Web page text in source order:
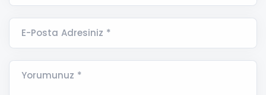
E-Posta Adresiniz *
Yorumunuz *